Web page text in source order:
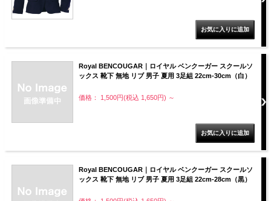
Royal BENCOUGAR｜ロイヤル ベンクーガー スクールソ
ックス 靴下 無地 リブ 男子 夏用 3足組 22cm-30cm（白）
価格： 1,500円(税込 1,650円) ～
Royal BENCOUGAR｜ロイヤル ベンクーガー スクールソ
ックス 靴下 無地 リブ 男子 夏用 3足組 22cm-28cm（黒）